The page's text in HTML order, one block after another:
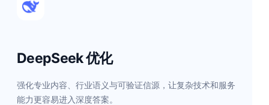
DeepSeek 优化
强化专业内容、行业语义与可验证信源，让复杂技术和服务
能力更容易进入深度答案。